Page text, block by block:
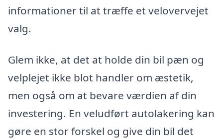
informationer til at træffe et velovervejet
valg.
Glem ikke, at det at holde din bil pæn og
velplejet ikke blot handler om æstetik,
men også om at bevare værdien af din
investering. En veludført autolakering kan
gøre en stor forskel og give din bil det